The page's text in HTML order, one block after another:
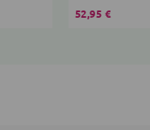
52,95 €